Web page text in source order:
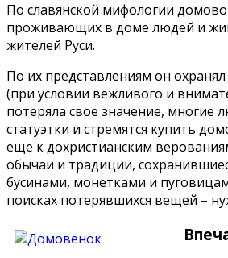
По славянской мифологии
проживающих в доме людей и
жителей Руси.
По их представлениям он
(при условии вежливого и
потеряла свое значение, многие
статуэтки и стремятся купить
еще к дохристианским
обычаи и традиции,
бусинами, монетками и
поисках потерявшихся вещей –